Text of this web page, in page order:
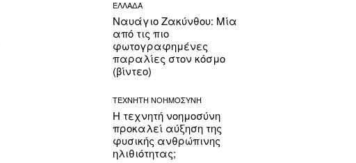
ΕΛΛΑΔΑ
Ναυάγιο Ζακύνθου: Μία
από τις πιο
φωτογραφημένες
παραλίες στον κόσμο
(βίντεο)
ΤΕΧΝΗΤΗ ΝΟΗΜΟΣΥΝΗ
Η τεχνητή νοημοσύνη
προκαλεί αύξηση της
φυσικής ανθρώπινης
ηλιθιότητας;